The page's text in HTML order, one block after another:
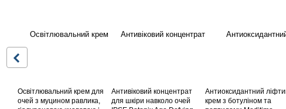
Освітлювальний крем для
очей з муцином равлика,
Антивіковий концентрат
для шкіри навколо очей
Антиоксидантний
крем з ботуліном та